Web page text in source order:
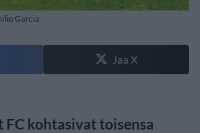
Garcia
Jaa X
FC kohtasivat toisensa